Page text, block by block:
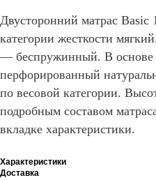
Двусторонний матрас
категории жесткости
— беспружинный. В основе
перфорированный
по весовой категории.
подробным составом
вкладке характеристики.
Характеристики
Доставка